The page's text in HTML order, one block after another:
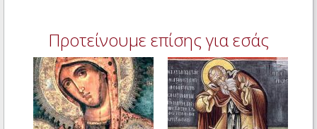
Προτείνουμε επίσης για εσάς